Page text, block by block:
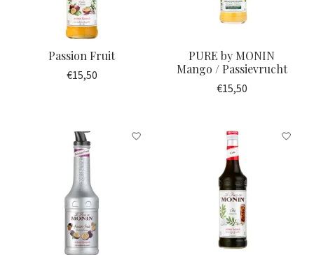
Passion Fruit
€15,50
PURE by MONIN
Mango / Passievrucht
€15,50